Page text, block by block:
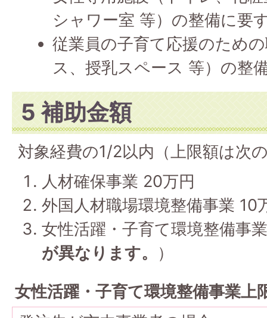
シャワー室 等）の整備に要
従業員の子育て応援のため
ス、授乳スペース 等）の整
5 補助金額
対象経費の1/2以内（上限額は次
人材確保事業 20万円
外国人材職場環境整備事業 10
女性活躍・子育て環境整備事
が異なります。
）
女性活躍・子育て環境整備事業上